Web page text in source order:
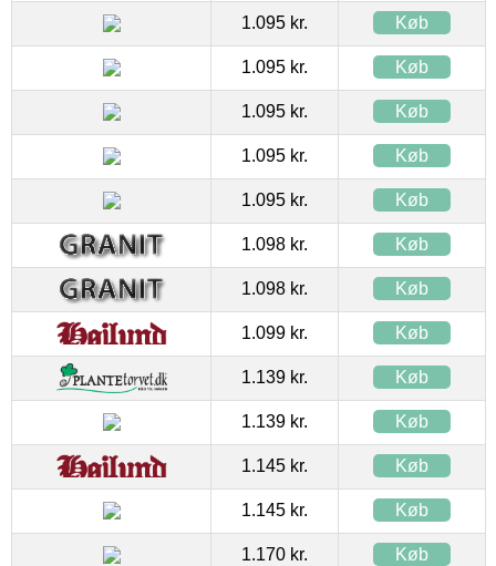
1.095 kr. Køb
1.095 kr. Køb
1.095 kr. Køb
1.095 kr. Køb
1.095 kr. Køb
1.098 kr. Køb
1.098 kr. Køb
1.099 kr. Køb
1.139 kr. Køb
1.139 kr. Køb
1.145 kr. Køb
1.145 kr. Køb
1.170 kr. Køb